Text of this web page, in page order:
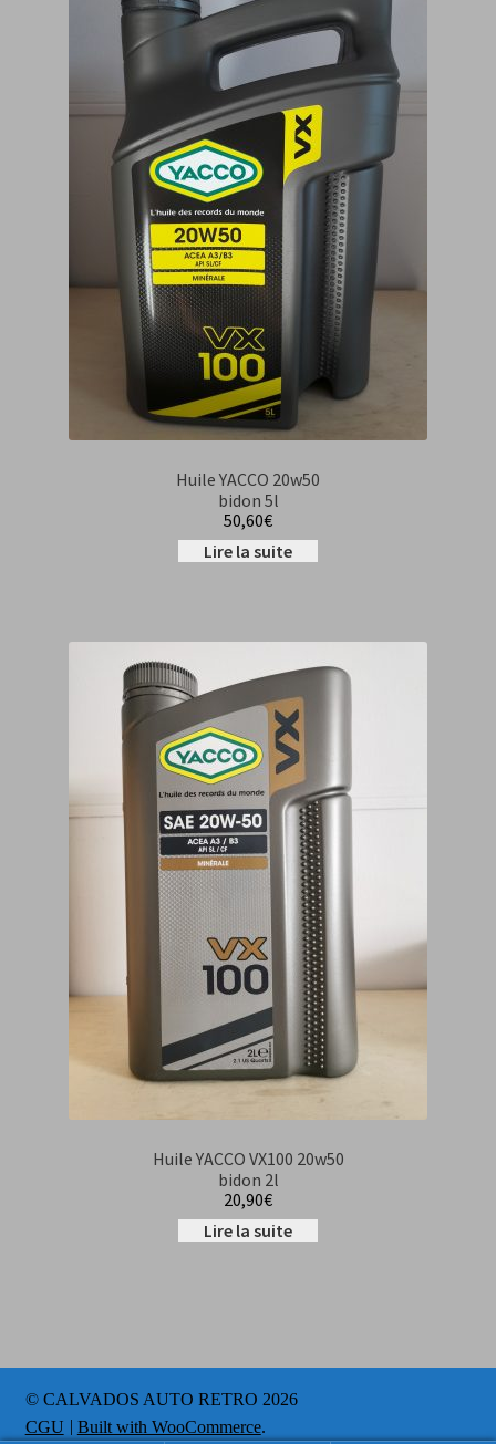
Huile YACCO 20w50
bidon 5l
50,60€
Lire la suite
Huile YACCO VX100 20w50
bidon 2l
20,90€
Lire la suite
© CALVADOS AUTO RETRO 2026
CGU
Built with WooCommerce.